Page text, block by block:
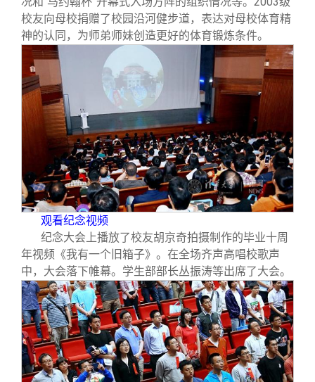
校友向母校捐赠了校园沿河健步道，表达对母校体育精
神的认同，为师弟师妹创造更好的体育锻炼条件。
观看纪念视频
纪念大会上播放了校友胡京奇拍摄制作的毕业十周
年视频《我有一个旧箱子》。在全场齐声高唱校歌声
中，大会落下帷幕。学生部部长丛振涛等出席了大会。